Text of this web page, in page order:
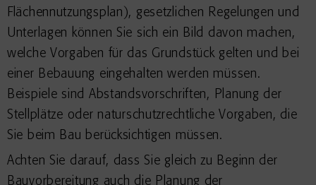
Flächennutzungsplan), gesetzlichen Regelungen und
Unterlagen können Sie sich ein Bild davon machen,
welche Vorgaben für das Grundstück gelten und bei
einer Bebauung eingehalten werden müssen.
Beispiele sind Abstandsvorschriften, Planung der
Stellplätze oder naturschutzrechtliche Vorgaben, die
Sie beim Bau berücksichtigen müssen.
Achten Sie darauf, dass Sie gleich zu Beginn der
Bauvorbereitung auch die Planung der